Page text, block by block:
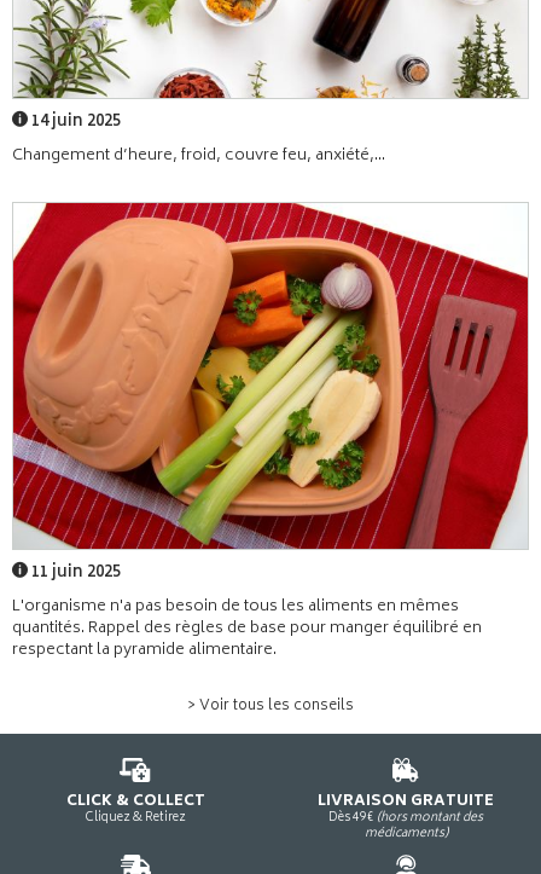
14 juin 2025
Changement d’heure, froid, couvre feu, anxiété,...
11 juin 2025
L'organisme n'a pas besoin de tous les aliments en mêmes
quantités. Rappel des règles de base pour manger équilibré en
respectant la pyramide alimentaire.
> Voir tous les conseils
CLICK & COLLECT
Cliquez & Retirez
LIVRAISON GRATUITE
Dès 49€ (hors montant des
médicaments)